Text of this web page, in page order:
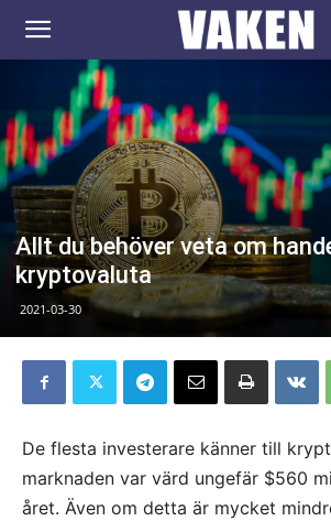
VAKEN.se
Allt du behöver veta om
kryptovaluta
2021-03-30
De flesta investerare känner till
marknaden var värd ungefär $560
året. Även om detta är mycket